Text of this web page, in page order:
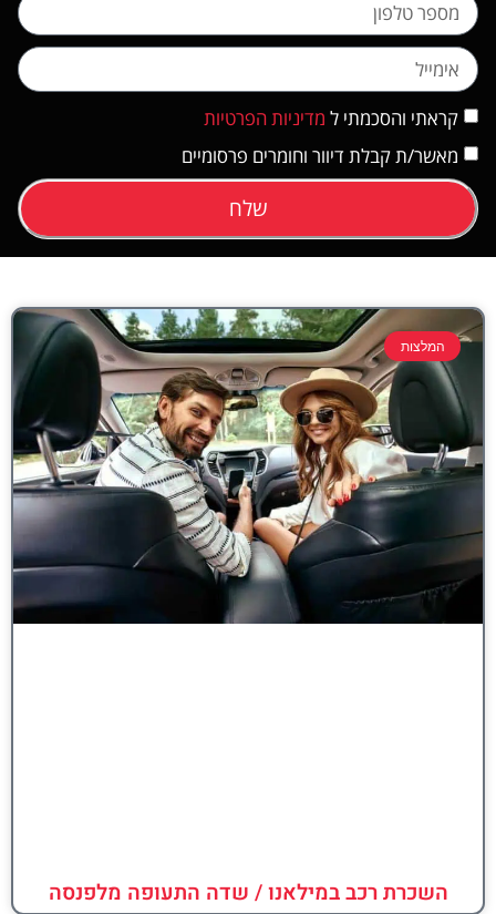
קראתי והסכמתי ל מדיניות הפרטיות
מאשר/ת קבלת דיוור וחומרים פרסומיים
שלח
המלצות
השכרת רכב במילאנו / שדה התעופה מלפנסה